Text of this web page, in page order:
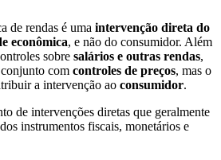
de rendas é uma intervenção direta do
econômica, e não do consumidor. Além
sobre salários e outras rendas,
com controles de preços, mas o
a intervenção ao consumidor.
de intervenções diretas que geralmente
instrumentos fiscais, monetários e